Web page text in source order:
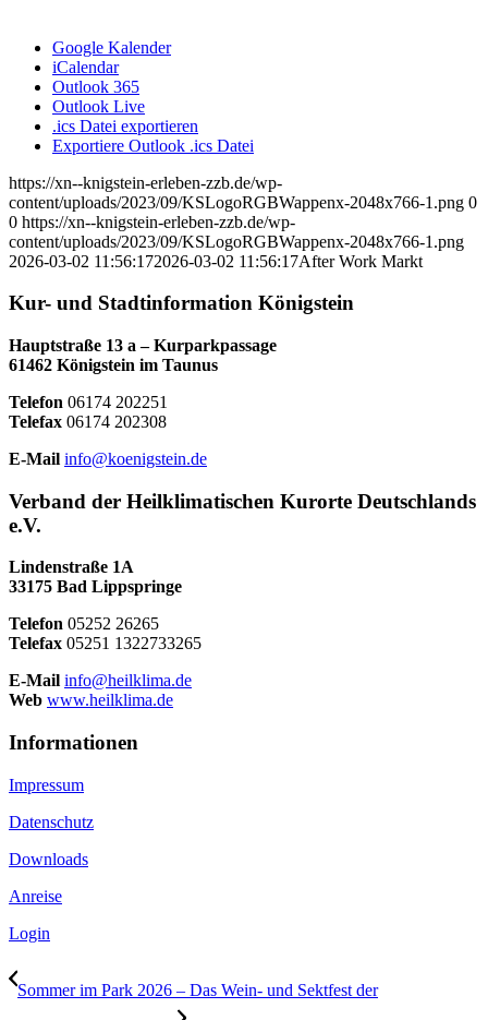
Google Kalender
iCalendar
Outlook 365
Outlook Live
.ics Datei exportieren
Exportiere Outlook .ics Datei
https://xn--knigstein-erleben-zzb.de/wp-
content/uploads/2023/09/KSLogoRGBWappenx-2048x766-1.png 0
0 https://xn--knigstein-erleben-zzb.de/wp-
content/uploads/2023/09/KSLogoRGBWappenx-2048x766-1.png
2026-03-02 11:56:172026-03-02 11:56:17After Work Markt
Kur- und Stadtinformation Königstein
Hauptstraße 13 a – Kurparkpassage
61462 Königstein im Taunus
Telefon 06174 202251
Telefax 06174 202308
E-Mail info@koenigstein.de
Verband der Heilklimatischen Kurorte Deutschlands
e.V.
Lindenstraße 1A
33175 Bad Lippspringe
Telefon 05252 26265
Telefax 05251 1322733265
E-Mail info@heilklima.de
Web www.heilklima.de
Informationen
Impressum
Datenschutz
Downloads
Anreise
Login
Sommer im Park 2026 – Das Wein- und Sektfest der